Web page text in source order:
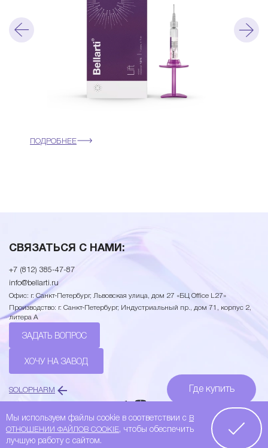
ПОДРОБНЕЕ
Где купить
Хочу на завод
СВЯЗАТЬСЯ С НАМИ:
+7 (812) 385-47-87
info@bellarti.ru
Офис: г. Санкт-Петербург, Львовская улица, дом 27 «БЦ Office L27»
Производство: г. Санкт-Петербург, Индустриальный пр., дом 71, корпус 2,
литера А
ЗАДАТЬ ВОПРОС
ХОЧУ НА ЗАВОД
SOLOPHARM
От разработки до производства
Политика Конфиденциальности © BELLARTI 2026
Мы используем файлы cookie в соответствии с В
ОТНОШЕНИИ ФАЙЛОВ COOKIE, чтобы обеспечить
лучшую работу с сайтом.